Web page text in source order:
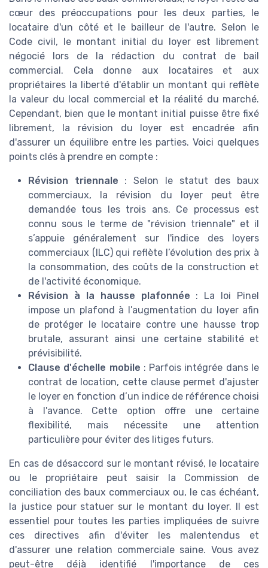
cœur des préoccupations pour les deux parties, le
locataire d'un côté et le bailleur de l'autre. Selon le
Code civil, le montant initial du loyer est librement
négocié lors de la rédaction du contrat de bail
commercial. Cela donne aux locataires et aux
propriétaires la liberté d'établir un montant qui reflète
la valeur du local commercial et la réalité du marché.
Cependant, bien que le montant initial puisse être fixé
librement, la révision du loyer est encadrée afin
d'assurer un équilibre entre les parties. Voici quelques
points clés à prendre en compte :
Révision triennale : Selon le statut des baux
commerciaux, la révision du loyer peut être
demandée tous les trois ans. Ce processus est
connu sous le terme de "révision triennale" et il
s’appuie généralement sur l'indice des loyers
commerciaux (ILC) qui reflète l’évolution des prix à
la consommation, des coûts de la construction et
de l'activité économique.
Révision à la hausse plafonnée : La loi Pinel
impose un plafond à l’augmentation du loyer afin
de protéger le locataire contre une hausse trop
brutale, assurant ainsi une certaine stabilité et
prévisibilité.
Clause d'échelle mobile : Parfois intégrée dans le
contrat de location, cette clause permet d'ajuster
le loyer en fonction d’un indice de référence choisi
à l'avance. Cette option offre une certaine
flexibilité, mais nécessite une attention
particulière pour éviter des litiges futurs.
En cas de désaccord sur le montant révisé, le locataire
ou le propriétaire peut saisir la Commission de
conciliation des baux commerciaux ou, le cas échéant,
la justice pour statuer sur le montant du loyer. Il est
essentiel pour toutes les parties impliquées de suivre
ces directives afin d'éviter les malentendus et
d'assurer une relation commerciale saine. Vous avez
peut-être déjà identifié l'importance de ces